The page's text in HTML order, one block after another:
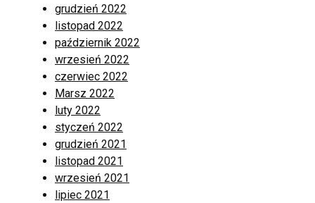
grudzień 2022
listopad 2022
październik 2022
wrzesień 2022
czerwiec 2022
Marsz 2022
luty 2022
styczeń 2022
grudzień 2021
listopad 2021
wrzesień 2021
lipiec 2021